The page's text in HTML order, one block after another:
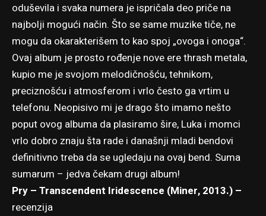
oduševila i svaka numera je ispričala deo priče na
najbolji mogući način. Što se same muzike tiče, ne
mogu da okarakterišem to kao spoj „ovoga i onoga“.
Ovaj album je prosto rođenje nove ere thrash metala,
kupio me je svojom melodičnošću, tehnikom,
preciznošću i atmosferom i vrlo često ga vrtim u
telefonu. Neopisivo mi je drago što imamo nešto
poput ovog albuma da plasiramo šire, Luka i momci
vrlo dobro znaju šta rade i današnji mladi bendovi
definitivno treba da se ugledaju na ovaj bend. Suma
sumarum – jedva čekam drugi album!
Pry – Transcendent Iridescence (Miner, 2013.) –
recenzija